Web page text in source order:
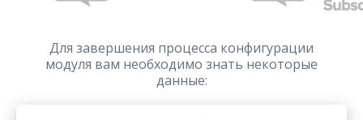
Для завершения процесса конфигурации
модуля вам необходимо знать некоторые
данные: